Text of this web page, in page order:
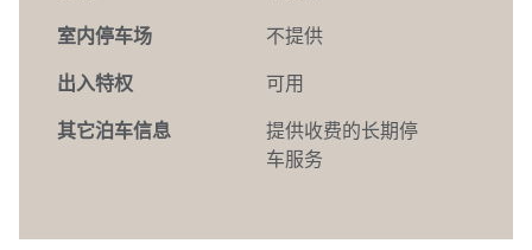
室内停车场 不提供
出入特权 可用
其它泊车信息
提供收费的长期停
车服务